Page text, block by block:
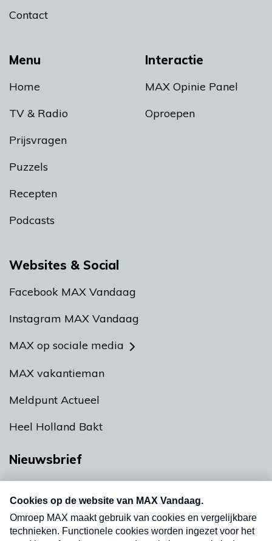
Menu
Home
TV & Radio
Prijsvragen
Puzzels
Recepten
Podcasts
Interactie
MAX Opinie Panel
Oproepen
Contact
Websites & Social
Facebook MAX Vandaag
Instagram MAX Vandaag
MAX op sociale media
MAX vakantieman
Meldpunt Actueel
Heel Holland Bakt
Nieuwsbrief
nieuwsbrief. Elke vrijdag- en dinsdagochtend in
uw mailbox.